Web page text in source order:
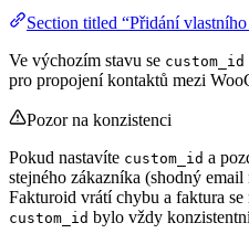
Section titled “Přidání
Ve výchozím stavu se custom_id
pro propojení kontaktů mezi
Pozor na konzistenci
Pokud nastavíte custom_id a
stejného zákazníka (shodný
Fakturoid vrátí chybu a faktura
custom_id bylo vždy